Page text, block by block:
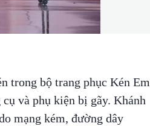
trong bộ trang phục Kén Em
và phụ kiện bị gãy. Khánh
mạng kém, đường dây